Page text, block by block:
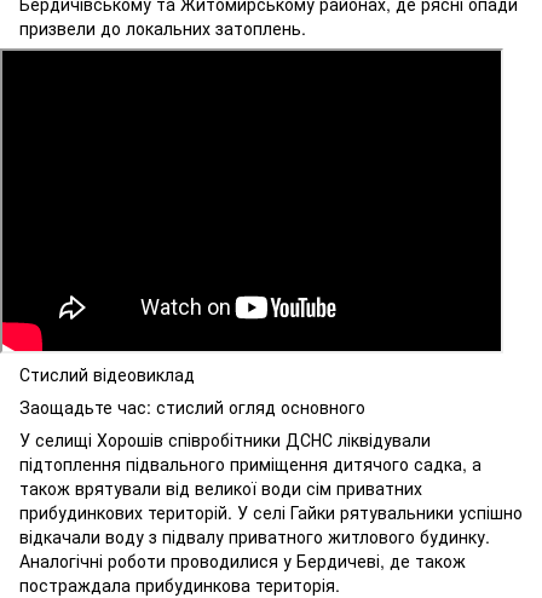
призвели до локальних затоплень.
Стислий відеовиклад
Заощадьте час: стислий огляд основного
У селищі Хорошів співробітники ДСНС ліквідували
підтоплення підвального приміщення дитячого садка, а
також врятували від великої води сім приватних
прибудинкових територій. У селі Гайки рятувальники успішно
відкачали воду з підвалу приватного житлового будинку.
Аналогічні роботи проводилися у Бердичеві, де також
постраждала прибудинкова територія.